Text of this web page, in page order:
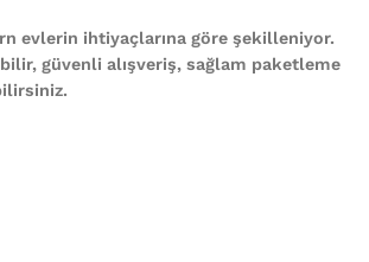
evlerin ihtiyaçlarına göre şekilleniyor.
güvenli alışveriş, sağlam paketleme